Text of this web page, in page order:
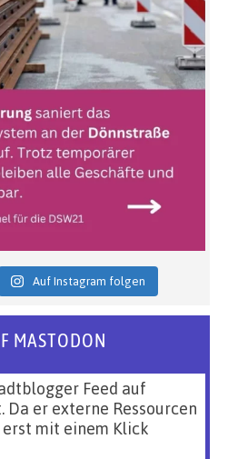
Auf Instagram folgen
MASTODON
Feed auf
Da er externe Ressourcen
mit einem Klick